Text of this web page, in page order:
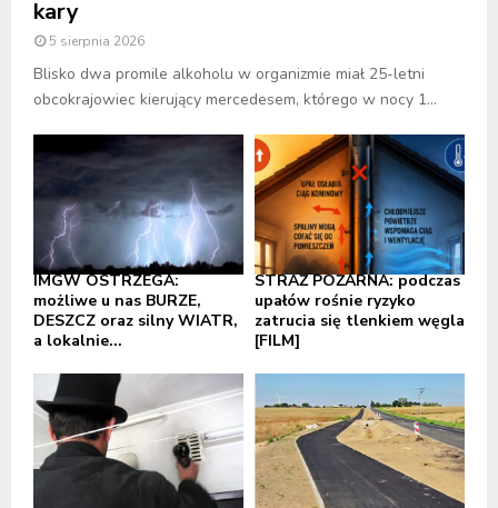
kary
5 sierpnia 2026
Blisko dwa promile alkoholu w organizmie miał 25-letni
obcokrajowiec kierujący mercedesem, którego w nocy 1...
IMGW OSTRZEGA:
możliwe u nas BURZE,
DESZCZ oraz silny WIATR,
a lokalnie...
STRAŻ POŻARNA: podczas
upałów rośnie ryzyko
zatrucia się tlenkiem węgla
[FILM]